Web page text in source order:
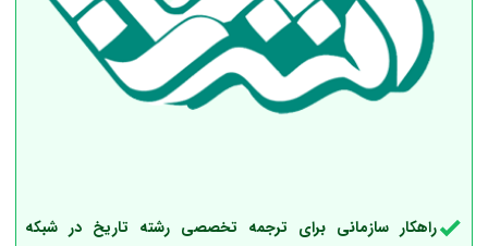
راهکار سازمانی برای ترجمه تخصصی رشته تاریخ در شبکه